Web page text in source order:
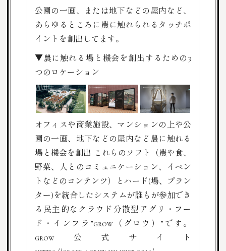
公園の一画、または地下などの屋内など、
あらゆるところに農に触れられるタッチポ
イントを創出してます。
▼農に触れる場と機会を創出するための3
つのロケーション
オフィスや商業施設、マンションの上や公
園の一画、地下などの屋内など農に触れる
場と機会を創出 これらのソフト（農や食、
野菜、人とのコミュニケーション、イベン
トなどのコンテンツ）とハード(場、プラン
ター)を統合したシステムが誰もが参加でき
る民主的なクラウド分散型アグリ・フー
ド・インフラ”grow（グロウ）”です。
grow公式サイト